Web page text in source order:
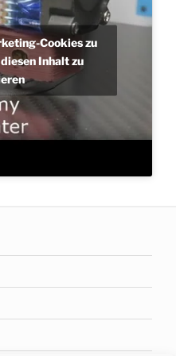
Cookies zu
Inhalt zu